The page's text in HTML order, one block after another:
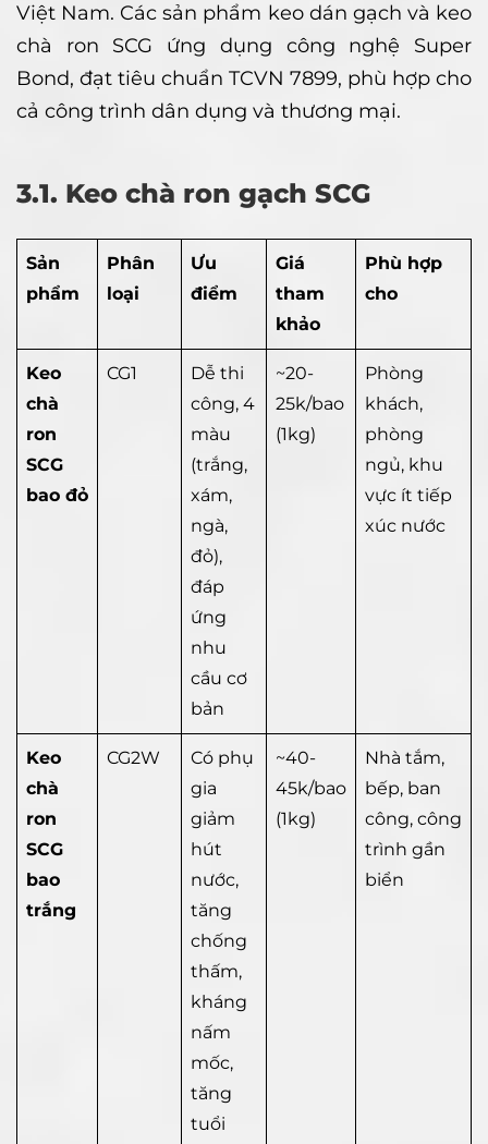
Việt Nam. Các sản phẩm keo dán gạch và keo
chà ron SCG ứng dụng công nghệ Super
Bond, đạt tiêu chuẩn TCVN 7899, phù hợp cho
cả công trình dân dụng và thương mại.
3.1. Keo chà ron gạch SCG
Sản
phẩm
Phân
loại
Ưu
điểm
Giá
tham
khảo
Phù hợp
cho
Keo
chà
ron
SCG
bao đỏ
CG1
Dễ thi
công, 4
màu
(trắng,
xám,
ngà,
đỏ),
đáp
ứng
nhu
cầu cơ
bản
~20-
25k/bao
(1kg)
Phòng
khách,
phòng
ngủ, khu
vực ít tiếp
xúc nước
Keo
chà
ron
SCG
bao
trắng
CG2W
Có phụ
gia
giảm
hút
nước,
tăng
chống
thấm,
kháng
nấm
mốc,
tăng
tuổi
~40-
45k/bao
(1kg)
Nhà tắm,
bếp, ban
công, công
trình gần
biển